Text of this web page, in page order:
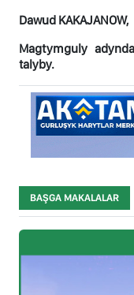
Dawud KAKAJANOW,
Magtymguly
talyby.
BAŞGA MAKALALAR